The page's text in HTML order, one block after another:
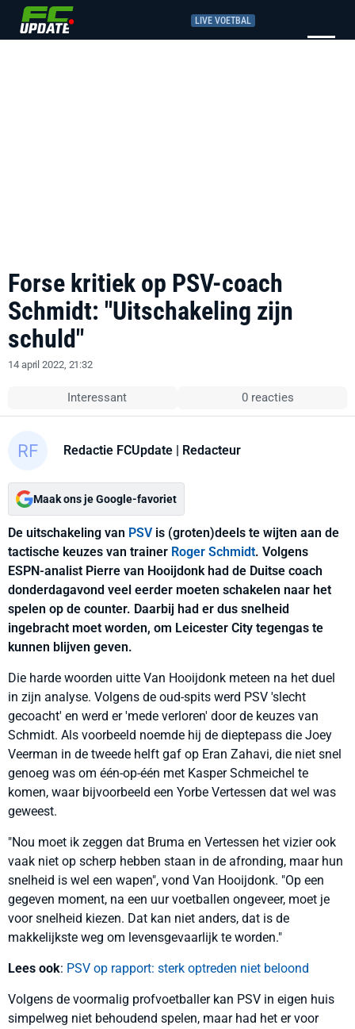
LIVE VOETBAL
Forse kritiek op PSV-coach
Schmidt: "Uitschakeling zijn
schuld"
14 april 2022, 21:32
Interessant 0 reacties
Redactie FCUpdate | Redacteur
Maak ons je Google-favoriet
De uitschakeling van PSVis (groten)deels te wijten aan de
tactische keuzes van trainer Roger Schmidt. Volgens
ESPN-analist Pierre van Hooijdonk had de Duitse coach
donderdagavond veel eerder moeten schakelen naar het
spelen op de counter. Daarbij had er dus snelheid
ingebracht moet worden, om Leicester City tegengas te
kunnen blijven geven.
Die harde woorden uitte Van Hooijdonk meteen na het duel
in zijn analyse. Volgens de oud-spits werd PSV 'slecht
gecoacht' en werd er 'mede verloren' door de keuzes van
Schmidt. Als voorbeeld noemde hij de dieptepass die Joey
Veerman in de tweede helft gaf op Eran Zahavi, die niet snel
genoeg was om één-op-één met Kasper Schmeichel te
komen, waar bijvoorbeeld een Yorbe Vertessen dat wel was
geweest.
"Nou moet ik zeggen dat Bruma en Vertessen het vizier ook
vaak niet op scherp hebben staan in de afronding, maar hun
snelheid is wel een wapen", vond Van Hooijdonk. "Op een
gegeven moment, na een uur voetballen ongeveer, moet je
voor snelheid kiezen. Dat kan niet anders, dat is de
makkelijkste weg om levensgevaarlijk te worden."
Lees ook: PSV op rapport: sterk optreden niet beloond
Volgens de voormalig profvoetballer kan PSV in eigen huis
simpelweg niet behoudend spelen, maar had het er voor